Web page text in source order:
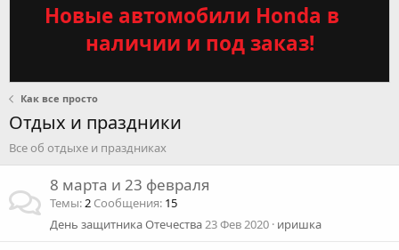
Новые автомобили Honda в
наличии и под заказ!
Как все просто
Отдых и праздники
Все об отдыхе и праздниках
8 марта и 23 февраля
Темы 2 Сообщения 15
День защитника Отечества23 Фев 2020 иришка